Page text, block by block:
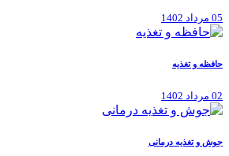
05 مرداد 1402
حافظه و تغذیه
02 مرداد 1402
جوش و تغذیه درمانی